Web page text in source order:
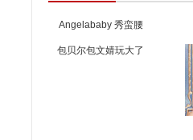
Angelababy 秀蛮腰
包贝尔包文婧玩大了